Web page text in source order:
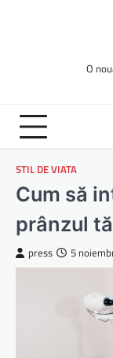
O
STIL DE VIATA
Cum să
prânzul
press 5